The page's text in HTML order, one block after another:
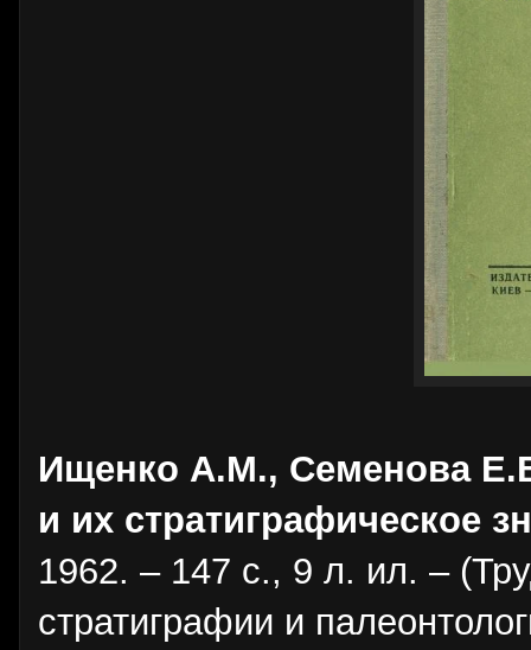
Ищенко А.М., Семенова
и их стратиграфическое
1962. – 147 с., 9 л. ил. –
стратиграфии и